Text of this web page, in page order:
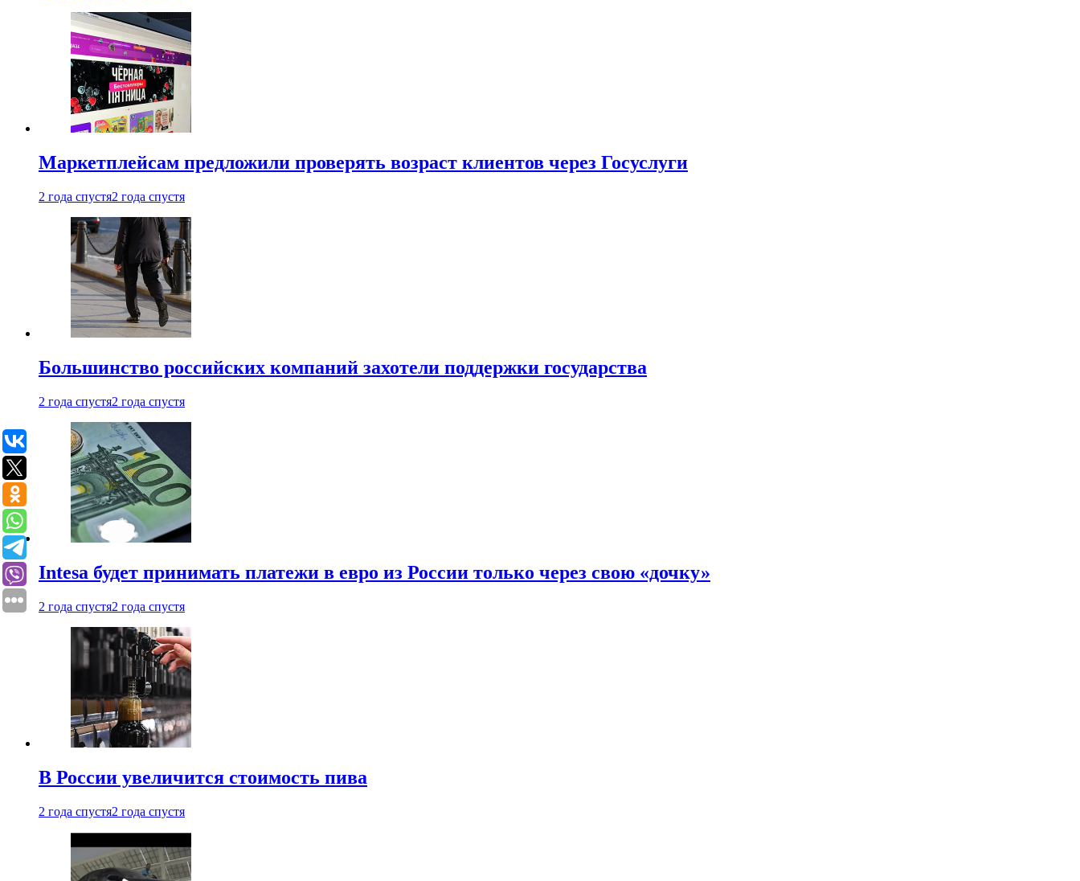
Маркетплейсам предложили проверять возраст клиентов через Госуслуги
2 года спустя2 года спустя
Большинство российских компаний захотели поддержки государства
2 года спустя2 года спустя
Intesa будет принимать платежи в евро из России только через свою «дочку»
2 года спустя2 года спустя
В России увеличится стоимость пива
2 года спустя2 года спустя